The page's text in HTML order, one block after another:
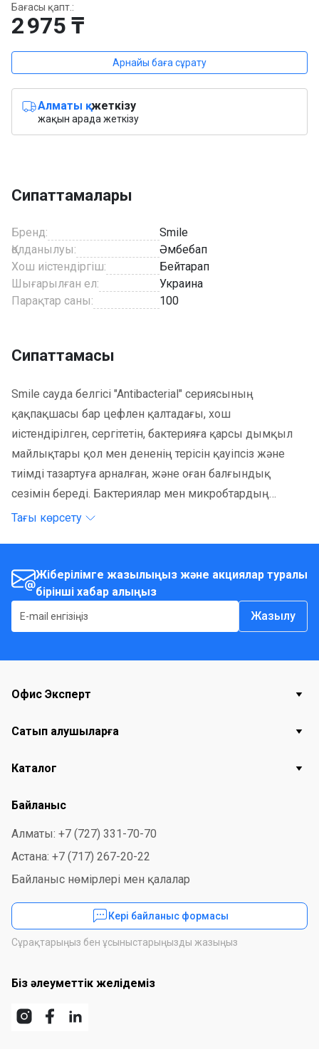
Бағасы қапт.:
2 975 ₸
Арнайы баға сұрату
Алматы қ.жеткізу
жақын арада жеткізу
Сипаттамалары
Бренд:
Smile
Қолданылуы:
Әмбебап
Хош иістендіргіш:
Бейтарап
Шығарылған ел:
Украина
Парақтар саны:
100
Сипаттамасы
Smile сауда белгісі "Antibacterial" сериясының
қақпақшасы бар цефлен қалтадағы, хош
иістендірілген, сергітетін, бактерияға қарсы дымқыл
майлықтары қол мен дененің терісін қауіпсіз және
тиімді тазартуға арналған, және оған балғындық
сезімін береді. Бактериялар мен микробтардың
көпшілігін өлтіретін жұмсақ тазартқыш лосьонмен
деңгейі бар. Тітіркену мен аллергиялық әсер
тудырмайды, құрамында зиянды заттар жоқ,
жабысқақ сезімін қалдырмайды және теріні
құрғатпайды.
Тағы көрсету
Жіберілімге жазылыңыз және акциялар туралы
бірінші хабар алыңыз
Жазылу
Офис Эксперт
Сатып алушыларға
Каталог
Байланыс
Алматы: +7 (727) 331-70-70
Астана: +7 (717) 267-20-22
Байланыс нөмірлері мен қалалар
Кері байланыс формасы
Сұрақтарыңыз бен ұсыныстарыңызды жазыңыз
Біз әлеуметтік желідеміз